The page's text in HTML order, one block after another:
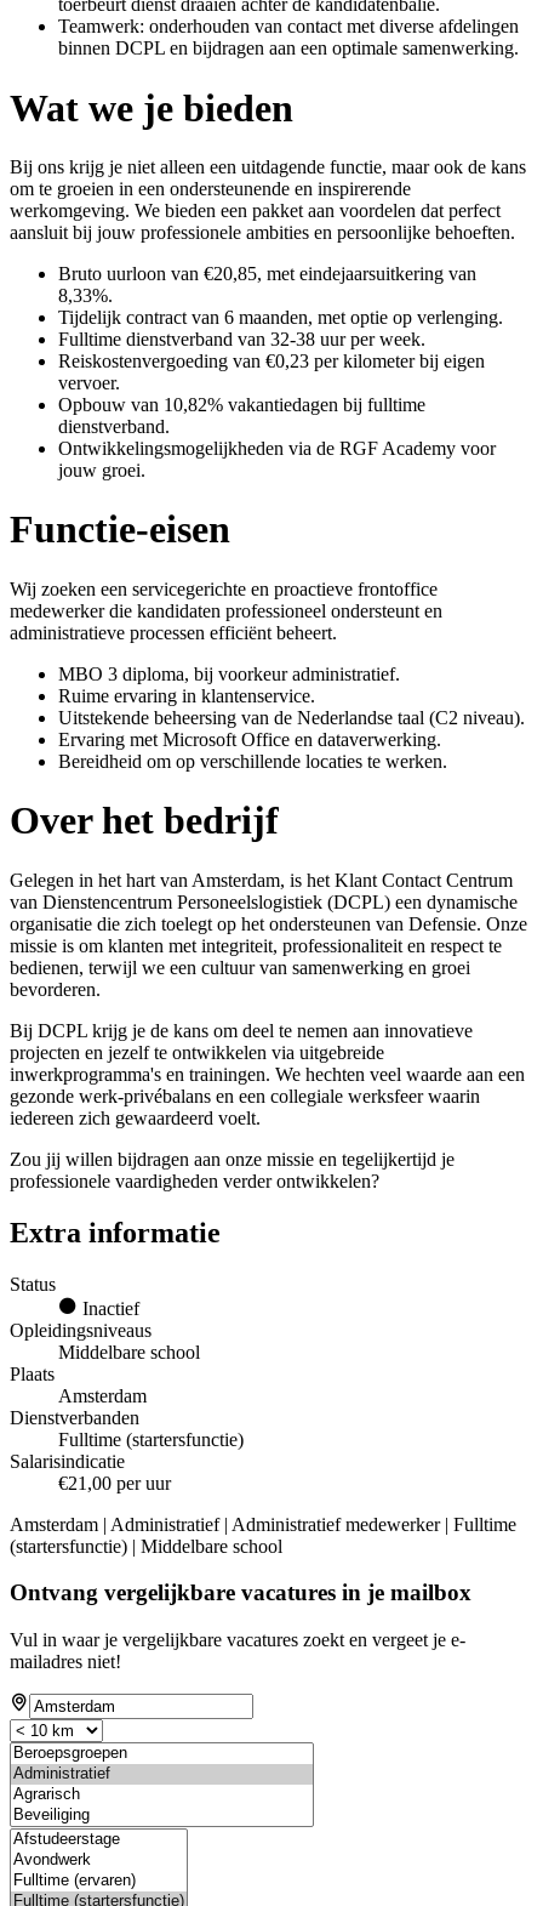
toerbeurt dienst draaien achter de kandidatenbalie.
Teamwerk: onderhouden van contact met diverse afdelingen
binnen DCPL en bijdragen aan een optimale samenwerking.
Wat we je bieden
Bij ons krijg je niet alleen een uitdagende functie, maar ook de kans
om te groeien in een ondersteunende en inspirerende
werkomgeving. We bieden een pakket aan voordelen dat perfect
aansluit bij jouw professionele ambities en persoonlijke behoeften.
Bruto uurloon van €20,85, met eindejaarsuitkering van
8,33%.
Tijdelijk contract van 6 maanden, met optie op verlenging.
Fulltime dienstverband van 32-38 uur per week.
Reiskostenvergoeding van €0,23 per kilometer bij eigen
vervoer.
Opbouw van 10,82% vakantiedagen bij fulltime
dienstverband.
Ontwikkelingsmogelijkheden via de RGF Academy voor
jouw groei.
Functie-eisen
Wij zoeken een servicegerichte en proactieve frontoffice
medewerker die kandidaten professioneel ondersteunt en
administratieve processen efficiënt beheert.
MBO 3 diploma, bij voorkeur administratief.
Ruime ervaring in klantenservice.
Uitstekende beheersing van de Nederlandse taal (C2 niveau).
Ervaring met Microsoft Office en dataverwerking.
Bereidheid om op verschillende locaties te werken.
Over het bedrijf
Gelegen in het hart van Amsterdam, is het Klant Contact Centrum
van Dienstencentrum Personeelslogistiek (DCPL) een dynamische
organisatie die zich toelegt op het ondersteunen van Defensie. Onze
missie is om klanten met integriteit, professionaliteit en respect te
bedienen, terwijl we een cultuur van samenwerking en groei
bevorderen.
Bij DCPL krijg je de kans om deel te nemen aan innovatieve
projecten en jezelf te ontwikkelen via uitgebreide
inwerkprogramma's en trainingen. We hechten veel waarde aan een
gezonde werk-privébalans en een collegiale werksfeer waarin
iedereen zich gewaardeerd voelt.
Zou jij willen bijdragen aan onze missie en tegelijkertijd je
professionele vaardigheden verder ontwikkelen?
Extra informatie
Status
Inactief
Opleidingsniveaus
Middelbare school
Plaats
Amsterdam
Dienstverbanden
Fulltime (startersfunctie)
Salarisindicatie
€21,00 per uur
Amsterdam | Administratief | Administratief medewerker | Fulltime
(startersfunctie) | Middelbare school
Ontvang vergelijkbare vacatures in je mailbox
Vul in waar je vergelijkbare vacatures zoekt en vergeet je e-
mailadres niet!